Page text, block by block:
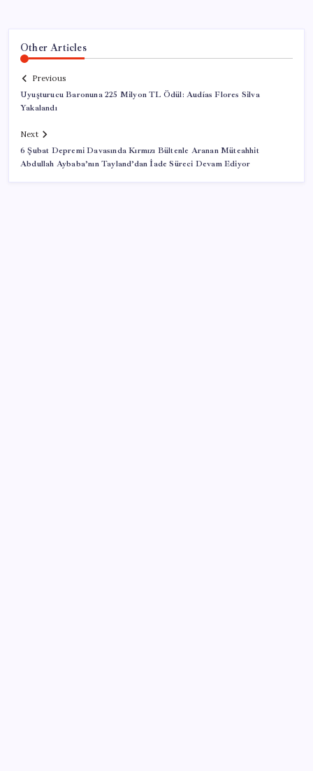
Other Articles
Previous
Uyuşturucu Baronuna 225 Milyon TL Ödül: Audías Flores Silva
Yakalandı
Next
6 Şubat Depremi Davasında Kırmızı Bültenle Aranan Müteahhit
Abdullah Aybaba’nın Tayland’dan İade Süreci Devam Ediyor